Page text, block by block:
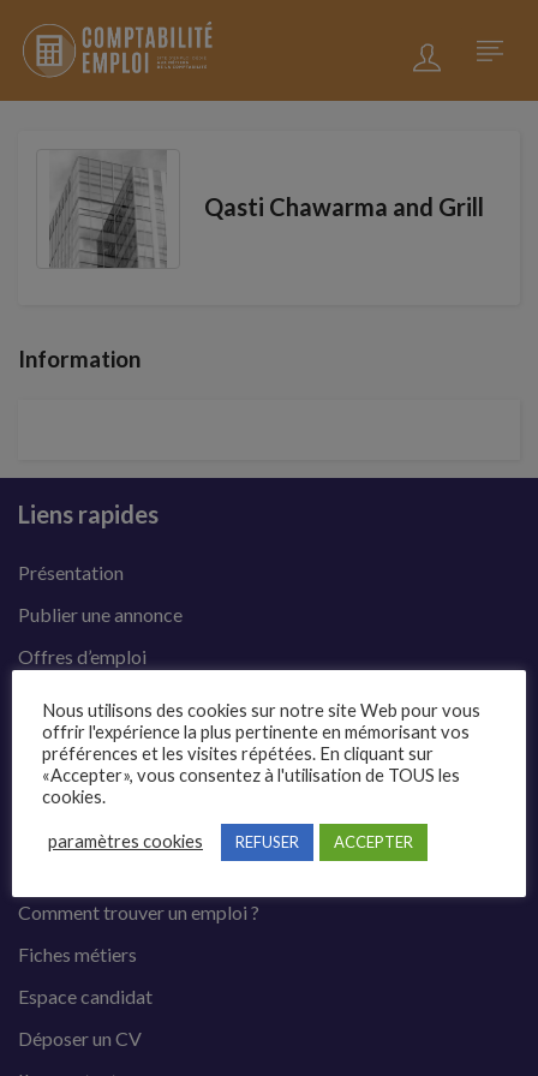
Qasti Chawarma and Grill
Information
Liens rapides
Présentation
Publier une annonce
Offres d’emploi
Blog
Contact
Candidats
Comment trouver un emploi ?
Fiches métiers
Espace candidat
Déposer un CV
Nous utilisons des cookies sur notre site Web pour vous
offrir l'expérience la plus pertinente en mémorisant vos
préférences et les visites répétées. En cliquant sur
«Accepter», vous consentez à l'utilisation de TOUS les
cookies.
paramètres cookies REFUSER ACCEPTER